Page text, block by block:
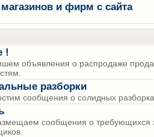
и фирм с сайта
!
объявления о распродаже
разборки
сообщения о солидных
сообщения о требующихся